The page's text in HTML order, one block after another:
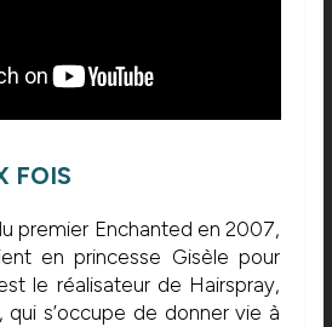
FOIS
premier Enchanted en 2007,
en princesse Gisèle pour
le réalisateur de Hairspray,
qui s’occupe de donner vie à